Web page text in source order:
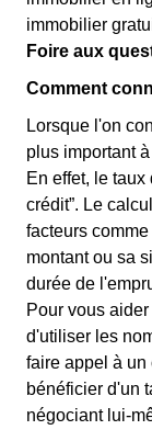
immobilier
Foire aux
Comment
Lorsque l'on
plus important
En effet, le taux
crédit”. Le
facteurs
montant ou sa
durée de
Pour vous
d'utiliser les
faire appel à un
bénéficier d'un
négociant lui-